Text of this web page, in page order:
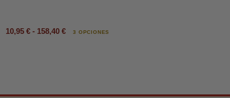
10,95 € - 158,40 € 3 OPCIONES